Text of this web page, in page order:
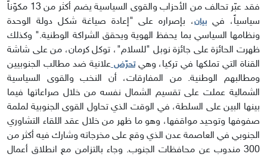
فقد عبّر تحالف من الأحزاب والقوى السياسية يضم أكثر من 13 مكوّناً
سياسياً، في بيان، بإصراره على "إعادة صياغة شكل دولة الوحدة
ونظامها السياسي بما يحفظ الهوية ويحقق الشراكة الوطنية." وكذلك
ظهرت الحائزة على جائزة نوبل "للسلام"، توكل كرمان، من على شاشة
القناة التي تملكها في تركيا، وهيتحرّض علانية ضد مطالب الجنوبيين
ومطالبهم الوطنية. من المفارقات، أن النخب والقوى السياسية
الشمالية عملت على تقسيم الشمال نفسه من خلال صراعاتها فيما
بينها البين على السلطة، في الوقت الذي تحاول القوى الجنوبية لملمة
صفوفها وتوحيد مواقفها، وهو ما ظهر من خلال عقد اللقاء التشاوري
الجنوبي في العاصمة عدن الذي وقع على مخرجاته وشارك فيه أكثر من
300 مندوب عن محافظات الجنوب. وجاء بالتزامن مع انطلاق أعمال